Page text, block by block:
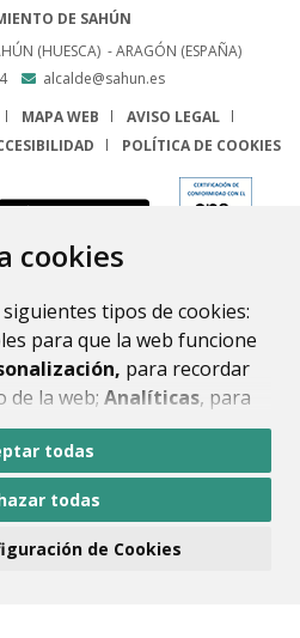
cookies
tipos de cookies:
para que la web funcione
para recordar
de la web; Analíticas, para
de la web y sus servicios.
“Aceptar todas”
su uso. Si pulsa el botón
las cookies técnicas
todas
todas
de Cookies
DE SAHÚN
(HUESCA) - ARAGÓN (ESPAÑA)
alcalde@sahun.es
MAPA WEB
AVISO LEGAL
POLÍTICA DE COOKIES